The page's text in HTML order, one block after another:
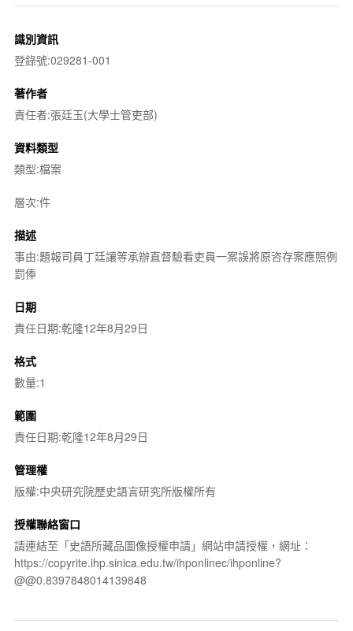
識別資訊
登錄號:029281-001
著作者
責任者:張廷玉(大學士管吏部)
資料類型
類型:檔案
層次:件
描述
事由:題報司員丁廷讓等承辦直督驗看吏員一案誤將原咨存案應照例
罰俸
日期
責任日期:乾隆12年8月29日
格式
數量:1
範圍
責任日期:乾隆12年8月29日
管理權
版權:中央研究院歷史語言研究所版權所有
授權聯絡窗口
請連結至「史語所藏品圖像授權申請」網站申請授權，網址：
https://copyrite.ihp.sinica.edu.tw/ihponlinec/ihponline?
@@0.8397848014139848